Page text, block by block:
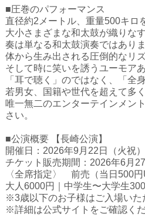
■圧巻のパフォーマンス
直径約2メートル、重量500キロ
大小さまざまな和太鼓が織りな
奏は単なる和太鼓演奏ではあり
体から生み出される圧倒的なリ
そして時に笑いを誘うユーモア
「耳で聴く」のではなく、「全
若男女、国籍や世代を超えて多
唯一無二のエンターテインメン
さい。
■公演概要 【長崎公演】
開催日：2026年9月22日（火祝
チケット販売期間：2026年6月
〈全席指定〉 前売（当日500円
大人6000円｜中学生〜大学生
※3歳以下のお子様はご入場いた
※詳細は公式サイトをご確認くだ
いきebooks
ながよebooks
ごとうebooks
おおむらebooks
みなみしまばらebooks
はさみebooks
ながさき市ebooks
さいかいイーブックス
長崎MICE観光マップ